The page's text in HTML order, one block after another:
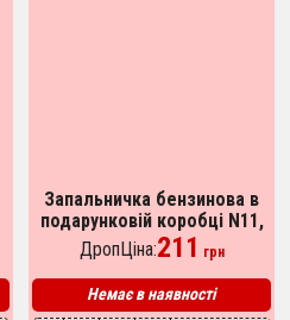
Запальничка бензинова в
подарунковій коробці N11,
подарункова запальничка
сувенірна
ДропЦіна:211 грн
Немає в наявності